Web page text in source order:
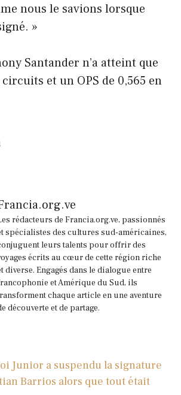
nous le savions lorsque
»
Santander n’a atteint que
circuits et un OPS de 0,565 en
rédacteurs de Francia.org.ve, passionnés
spécialistes des cultures sud-américaines,
leurs talents pour offrir des
écrits au cœur de cette région riche
diverse. Engagés dans le dialogue entre
et Amérique du Sud, ils
chaque article en une aventure
découverte et de partage.
Junior a suspendu la signature
Barrios alors que tout était